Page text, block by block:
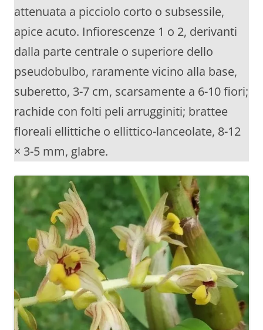
attenuata a picciolo corto o subsessile,
apice acuto. Infiorescenze 1 o 2, derivanti
dalla parte centrale o superiore dello
pseudobulbo, raramente vicino alla base,
suberetto, 3-7 cm, scarsamente a 6-10 fiori;
rachide con folti peli arrugginiti; brattee
floreali ellittiche o ellittico-lanceolate, 8-12
× 3-5 mm, glabre.